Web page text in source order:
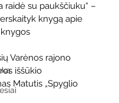
raidė su paukščiuku“ –
knygą apie
Varėnos rajono
iššūkio
Matutis „Spyglio